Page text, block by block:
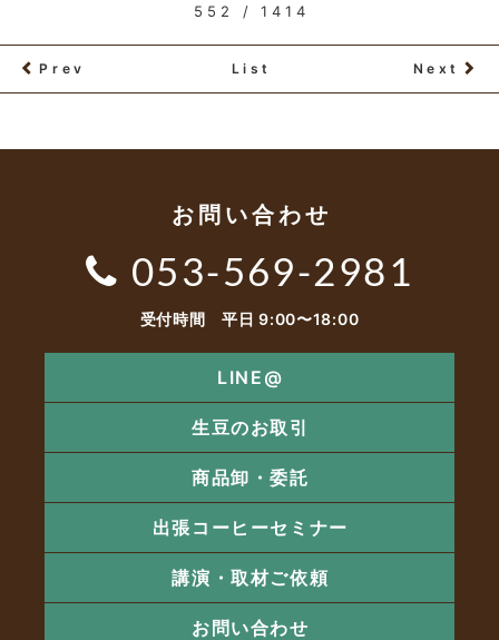
552 / 1414
Prev List Next
お問い合わせ
053-569-2981
受付時間 平日 9:00〜18:00
LINE@
生豆のお取引
商品卸・委託
出張コーヒーセミナー
講演・取材ご依頼
お問い合わせ